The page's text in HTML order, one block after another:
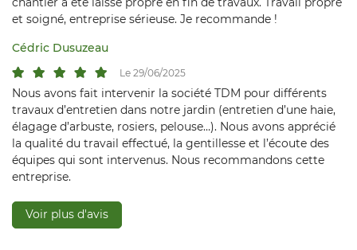
Création
réalisations
Actualités
Contact
Restez
et soigné, entreprise sérieuse. Je recommande !
Cédric Dusuzeau
Le 29/06/2025
Nous avons fait intervenir la société TDM pour différents
travaux d’entretien dans notre jardin (entretien d’une haie,
élagage d’arbuste, rosiers, pelouse…). Nous avons apprécié
la qualité du travail effectué, la gentillesse et l’écoute des
équipes qui sont intervenus. Nous recommandons cette
entreprise.
Voir plus d'avis